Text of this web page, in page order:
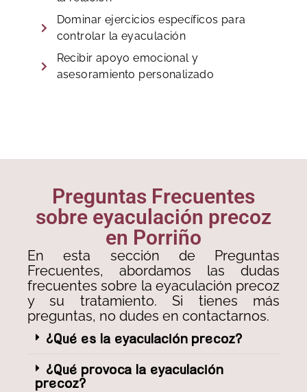
Dominar ejercicios específicos para
controlar la eyaculación
Recibir apoyo emocional y
asesoramiento personalizado
Preguntas Frecuentes
sobre eyaculación precoz
en Porriño
En esta sección de Preguntas
Frecuentes, abordamos las dudas
frecuentes sobre la eyaculación precoz
y su tratamiento. Si tienes más
preguntas, no dudes en contactarnos.
¿Qué es la eyaculación precoz?
¿Qué provoca la eyaculación
precoz?